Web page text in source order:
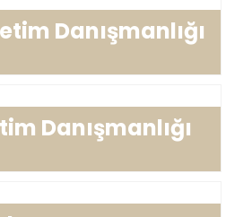
Danışmanlığı
Danışmanlığı